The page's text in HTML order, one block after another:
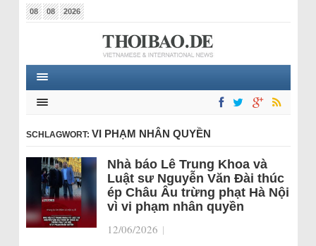
08 08 2026
SCHLAGWORT: VI PHẠM NHÂN QUYỀN
Nhà báo Lê Trung Khoa và
Luật sư Nguyễn Văn Đài thúc
ép Châu Âu trừng phạt Hà Nội
vì vi phạm nhân quyền
12/06/2026 |